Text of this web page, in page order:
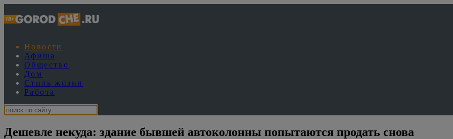
Новости
Афиша
Общество
Дом
Стиль жизни
Работа
Дешевле некуда: здание бывшей автоколонны попытаются продать снова